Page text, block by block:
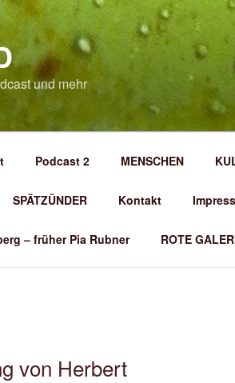
und mehr
Podcast 2 MENSCHEN
SPÄTZÜNDER Kontakt
– früher Pia Rubner ROTE
von Herbert